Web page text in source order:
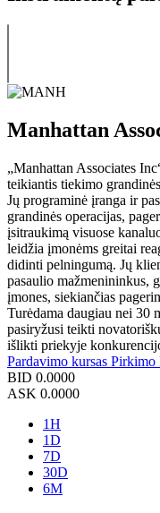
Manhattan
„Manhattan Associates
teikiantis tiekimo
Jų programinė įranga ir
grandinės operacijas,
įsitraukimą visuose
leidžia įmonėms greitai
didinti pelningumą. Jų
pasaulio mažmenininkus,
įmones, siekiančias
Turėdama daugiau nei 30
pasiryžusi teikti
išlikti priekyje
Pardavimo kursas Pirkimo
BID 0.0000
ASK 0.0000
1H
1D
7D
30D
6M